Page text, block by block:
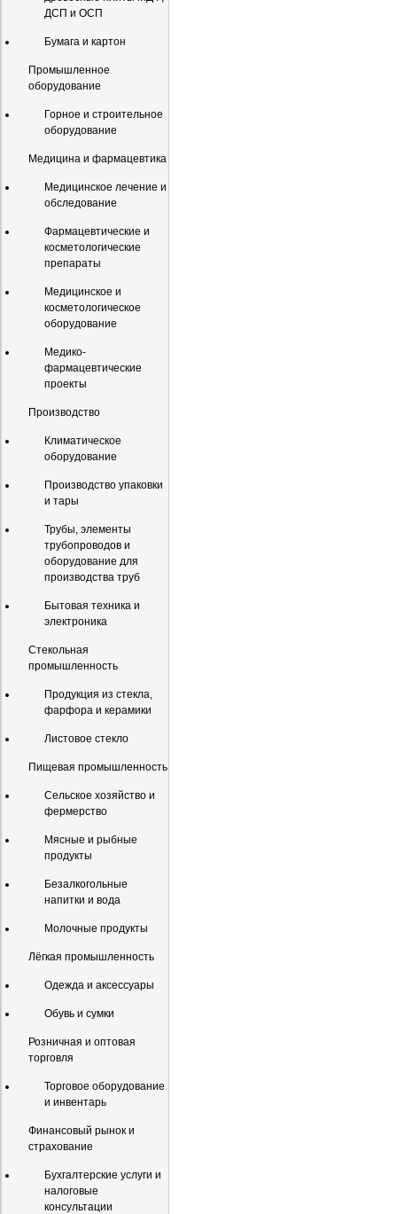
ДСП и ОСП
Бумага и картон
Промышленное
оборудование
Горное и строительное
оборудование
Медицина и фармацевтика
Медицинское лечение и
обследование
Фармацевтические и
косметологические
препараты
Медицинское и
косметологическое
оборудование
Медико-
фармацевтические
проекты
Производство
Климатическое
оборудование
Производство упаковки
и тары
Трубы, элементы
трубопроводов и
оборудование для
производства труб
Бытовая техника и
электроника
Стекольная
промышленность
Продукция из стекла,
фарфора и керамики
Листовое стекло
Пищевая промышленность
Сельское хозяйство и
фермерство
Мясные и рыбные
продукты
Безалкогольные
напитки и вода
Молочные продукты
Лёгкая промышленность
Одежда и аксессуары
Обувь и сумки
Розничная и оптовая
торговля
Торговое оборудование
и инвентарь
Финансовый рынок и
страхование
Бухгалтерские услуги и
налоговые
консультации